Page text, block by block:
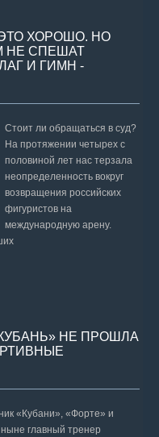
ХОРОШО. НО
НЕ СПЕШАТ
И ГИМН -
Стоит ли обращаться в суд?
На протяжении четырех с
половиной лет нас терзала
неопределенность вокруг
возвращения российских
фигуристов на
международную арену.
НЕ ПРОШЛА
«Кубани», «Форте» и
главный тренер